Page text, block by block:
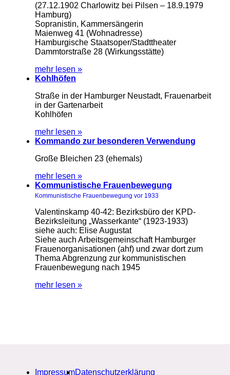
(27.12.1902 Charlowitz bei Pilsen – 18.9.1979
Hamburg)
Sopranistin, Kammersängerin
Maienweg 41 (Wohnadresse)
Hamburgische Staatsoper/Stadttheater
Dammtorstraße 28 (Wirkungsstätte)
mehr lesen »
Kohlhöfen
Straße in der Hamburger Neustadt, Frauenarbeit
in der Gartenarbeit
Kohlhöfen
mehr lesen »
Kommando zur besonderen Verwendung
Große Bleichen 23 (ehemals)
mehr lesen »
Kommunistische Frauenbewegung
Kommunistische Frauenbewegung vor 1933
Valentinskamp 40-42: Bezirksbüro der KPD-
Bezirksleitung „Wasserkante“ (1923-1933)
siehe auch: Elise Augustat
Siehe auch Arbeitsgemeinschaft Hamburger
Frauenorganisationen (ahf) und zwar dort zum
Thema Abgrenzung zur kommunistischen
Frauenbewegung nach 1945
mehr lesen »
ImpressumDatenschutzerklärung